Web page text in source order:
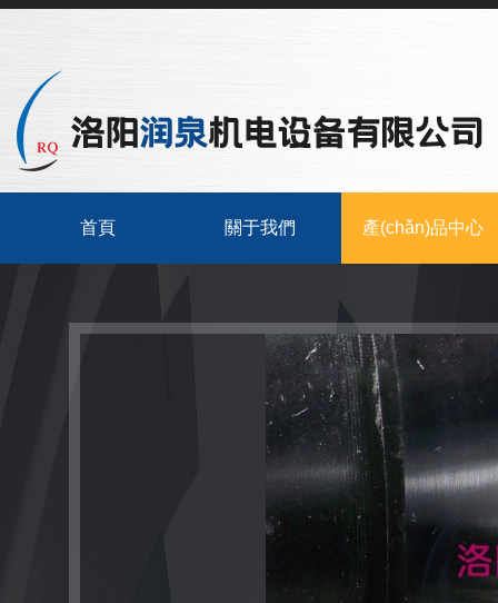
首頁 關于我們 產(chǎn)品中心